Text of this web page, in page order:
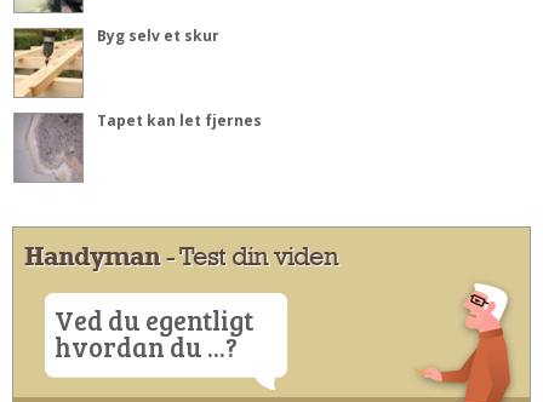
Byg selv et skur
Tapet kan let fjernes
Handyman- Test din viden
Ved du egentligt
hvordan du ...?